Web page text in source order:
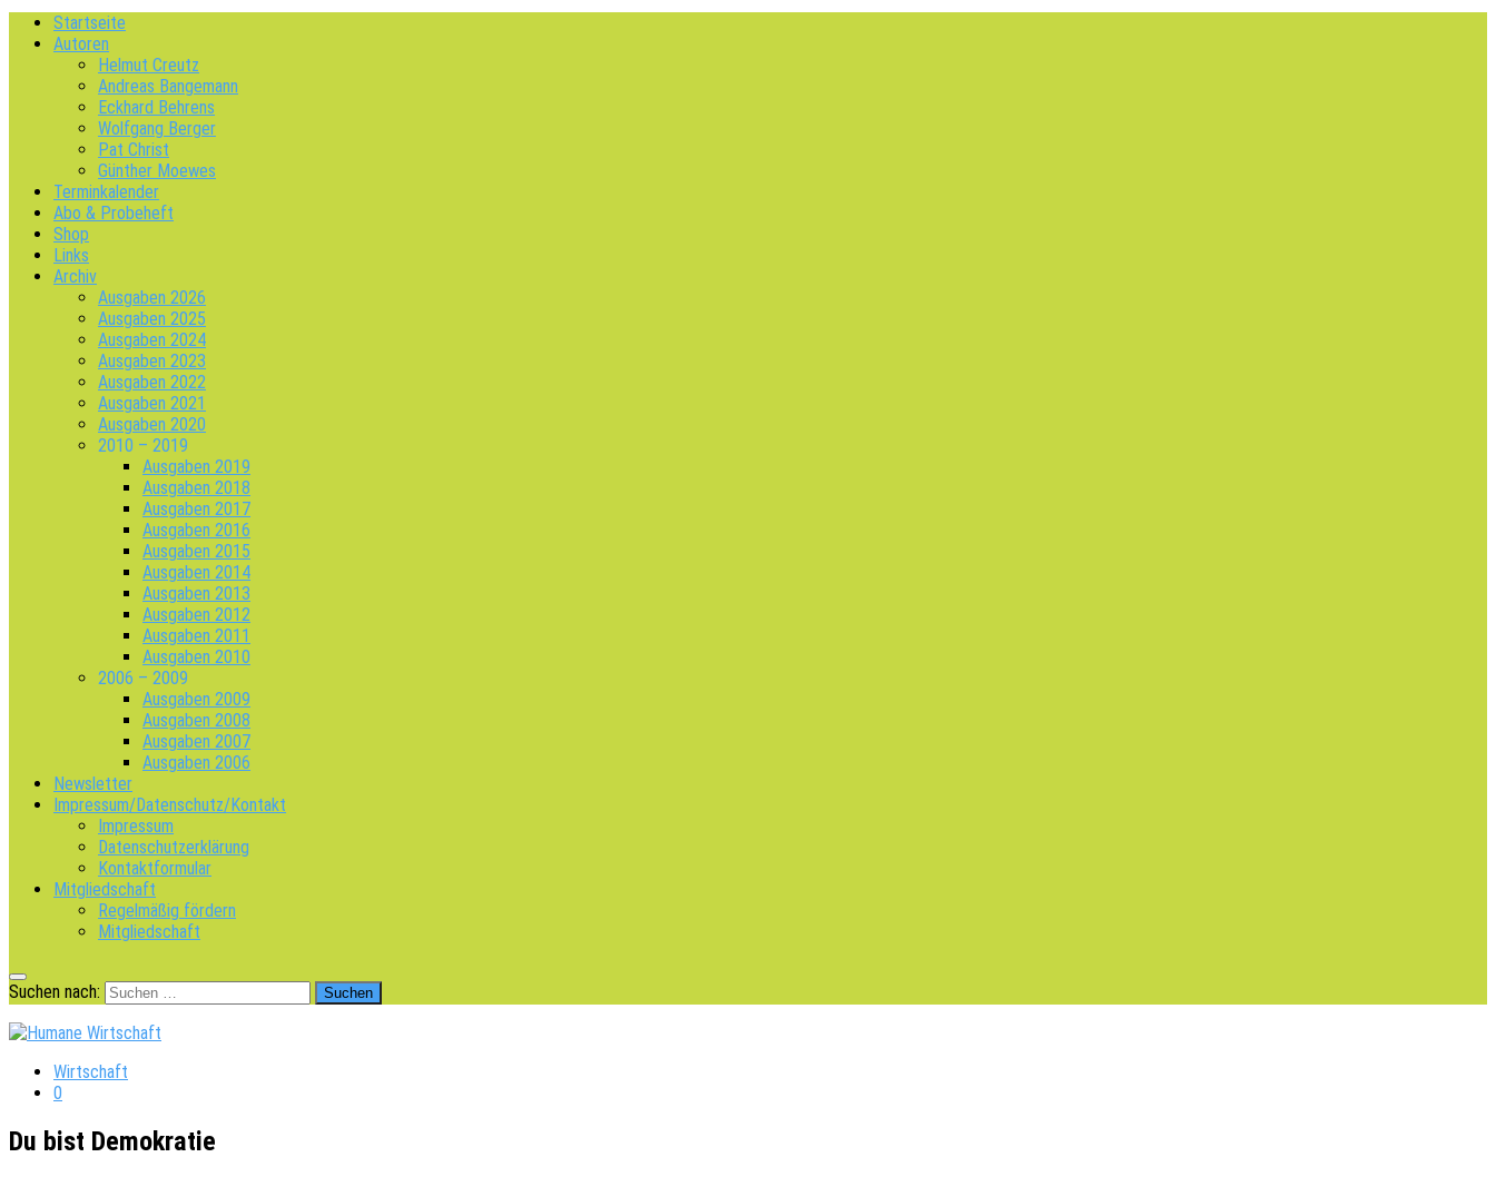
Startseite
Autoren
Helmut Creutz
Andreas Bangemann
Eckhard Behrens
Wolfgang Berger
Pat Christ
Günther Moewes
Terminkalender
Abo & Probeheft
Shop
Links
Archiv
Ausgaben 2026
Ausgaben 2025
Ausgaben 2024
Ausgaben 2023
Ausgaben 2022
Ausgaben 2021
Ausgaben 2020
2010 – 2019
Ausgaben 2019
Ausgaben 2018
Ausgaben 2017
Ausgaben 2016
Ausgaben 2015
Ausgaben 2014
Ausgaben 2013
Ausgaben 2012
Ausgaben 2011
Ausgaben 2010
2006 – 2009
Ausgaben 2009
Ausgaben 2008
Ausgaben 2007
Ausgaben 2006
Newsletter
Impressum/Datenschutz/Kontakt
Impressum
Datenschutzerklärung
Kontaktformular
Mitgliedschaft
Regelmäßig fördern
Mitgliedschaft
Suchen nach:
Wirtschaft
0
Du bist Demokratie